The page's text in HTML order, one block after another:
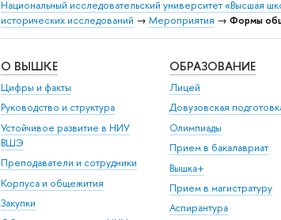
Национальный исследовательский университет «Высшая
исторических исследований → Мероприятия → Формы
О ВЫШКЕ
Цифры и факты
Руководство и структура
Устойчивое развитие в НИУ
ВШЭ
Преподаватели и сотрудники
Корпуса и общежития
Закупки
ОБРАЗОВАНИЕ
Лицей
Довузовская
Олимпиады
Прием в бакалавриат
Вышка+
Прием в магистратуру
Аспирантура